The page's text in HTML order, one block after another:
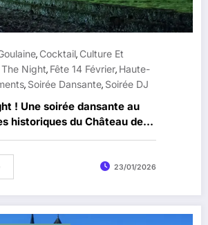
, Cocktail, Culture Et
Night, Fête 14 Février, Haute-
, Soirée Dansante, Soirée DJ
! Une soirée dansante au
historiques du Château de
23/01/2026